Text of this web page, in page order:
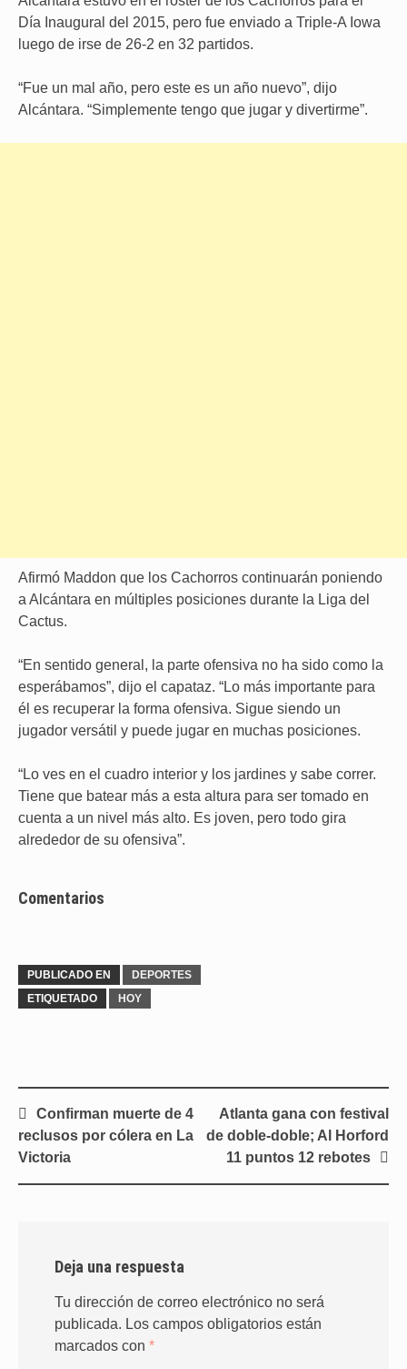
Día Inaugural del 2015, pero fue enviado a Triple-A Iowa
luego de irse de 26-2 en 32 partidos.
“Fue un mal año, pero este es un año nuevo”, dijo
Alcántara. “Simplemente tengo que jugar y divertirme”.
Afirmó Maddon que los Cachorros continuarán poniendo
a Alcántara en múltiples posiciones durante la Liga del
Cactus.
“En sentido general, la parte ofensiva no ha sido como la
esperábamos”, dijo el capataz. “Lo más importante para
él es recuperar la forma ofensiva. Sigue siendo un
jugador versátil y puede jugar en muchas posiciones.
“Lo ves en el cuadro interior y los jardines y sabe correr.
Tiene que batear más a esta altura para ser tomado en
cuenta a un nivel más alto. Es joven, pero todo gira
alrededor de su ofensiva”.
Comentarios
PUBLICADO EN
DEPORTES
ETIQUETADO
HOY
Navegación
de
entradas
Confirman muerte de 4
reclusos por cólera en La
Victoria
Atlanta gana con festival
de doble-doble; Al Horford
11 puntos 12 rebotes
Deja una respuesta
Tu dirección de correo electrónico no será
publicada. Los campos obligatorios están
marcados con *